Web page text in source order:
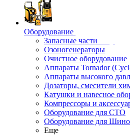
Оборудование
Запасные части
Озоногенераторы
Очистное оборудование
Аппараты Tornador
Аппараты высокого
Дозаторы, смесители
Катушки и навесное
Компрессоры и
Оборудование для СТО
Оборудование для
Еще